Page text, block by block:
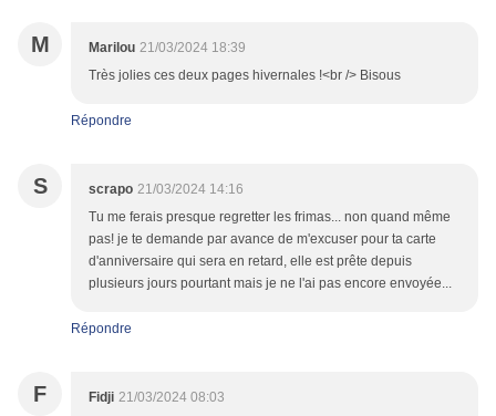
M Marilou 21/03/2024 18:39
Très jolies ces deux pages hivernales !<br /> Bisous
Répondre
S scrapo 21/03/2024 14:16
Tu me ferais presque regretter les frimas... non quand même
pas! je te demande par avance de m'excuser pour ta carte
d'anniversaire qui sera en retard, elle est prête depuis
plusieurs jours pourtant mais je ne l'ai pas encore envoyée...
Répondre
F Fidji 21/03/2024 08:03